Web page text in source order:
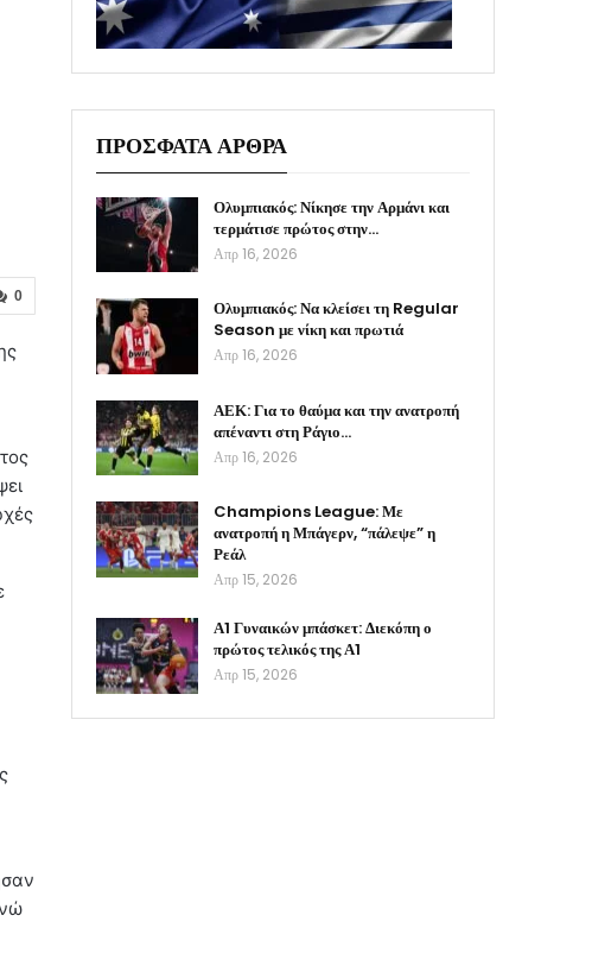
0
ΠΡΟΣΦΑΤΑ ΑΡΘΡΑ
Ολυμπιακός: Νίκησε την Αρμάνι και
τερμάτισε πρώτος στην…
Απρ 16, 2026
Ολυμπιακός: Να κλείσει τη Regular
Season με νίκη και πρωτιά
Απρ 16, 2026
ΑΕΚ: Για το θαύμα και την ανατροπή
απέναντι στη Ράγιο…
Απρ 16, 2026
Champions League: Με
ανατροπή η Μπάγερν, “πάλεψε” η
Ρεάλ
Απρ 15, 2026
Α1 Γυναικών μπάσκετ: Διεκόπη ο
πρώτος τελικός της Α1
Απρ 15, 2026